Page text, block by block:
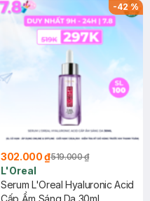
-42%
302.000 ₫519.000 ₫
L'Oreal
Serum L'Oreal Hyaluronic Acid
Cấp Ẩm Sáng Da 30ml